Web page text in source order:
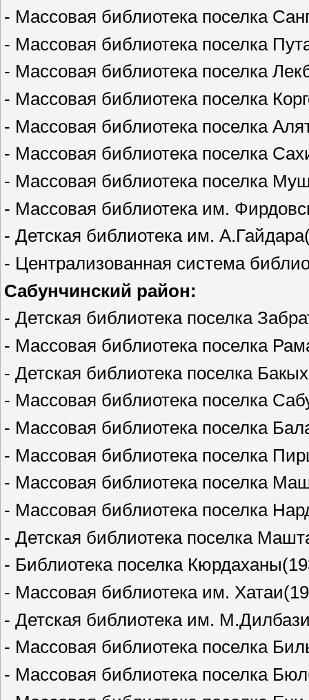
- Массовая библиотека поселка
- Массовая библиотека поселка
- Массовая библиотека поселка
- Массовая библиотека поселка
- Массовая библиотека поселка
- Массовая библиотека поселка
- Массовая библиотека поселка
- Массовая библиотека им.
- Детская библиотека им.
- Централизованная система
Сабунчинский район:
- Детская библиотека поселка
- Массовая библиотека поселка
- Детская библиотека поселка
- Массовая библиотека поселка
- Массовая библиотека поселка
- Массовая библиотека поселка
- Массовая библиотека поселка
- Массовая библиотека поселка
- Детская библиотека поселка
- Библиотека поселка
- Массовая библиотека им.
- Детская библиотека им.
- Массовая библиотека поселка
- Массовая библиотека поселка